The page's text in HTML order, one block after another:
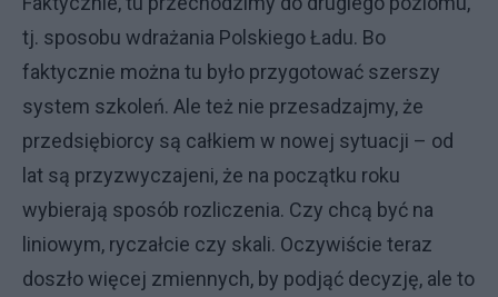
tj. sposobu wdrażania Polskiego Ładu. Bo
faktycznie można tu było przygotować szerszy
system szkoleń. Ale też nie przesadzajmy, że
przedsiębiorcy są całkiem w nowej sytuacji – od
lat są przyzwyczajeni, że na początku roku
wybierają sposób rozliczenia. Czy chcą być na
liniowym, ryczałcie czy skali. Oczywiście teraz
doszło więcej zmiennych, by podjąć decyzję, ale to